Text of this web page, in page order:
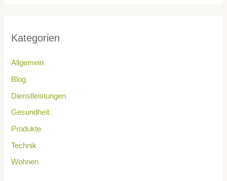
Kategorien
Allgemein
Blog
Dienstleistungen
Gesundheit
Produkte
Technik
Wohnen